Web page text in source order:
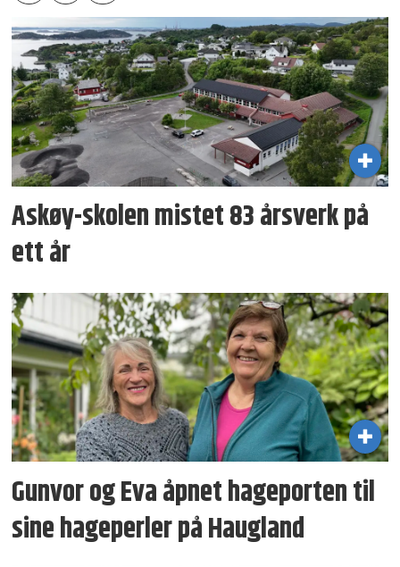
Askøy-skolen mistet 83 årsverk på
ett år
Gunvor og Eva åpnet hageporten til
sine hageperler på Haugland